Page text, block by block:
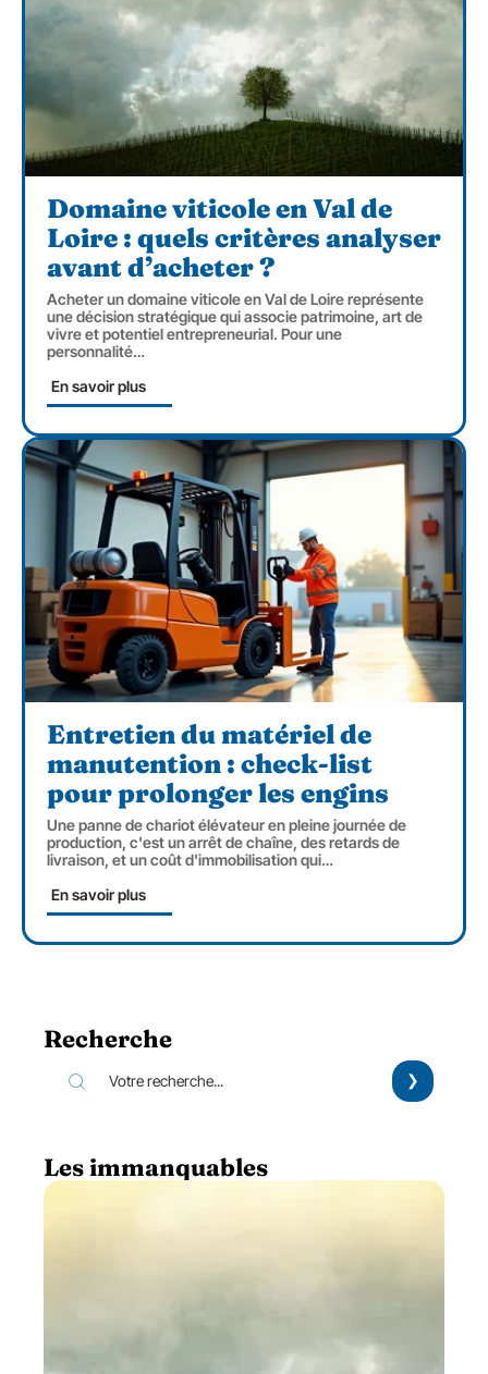
Domaine viticole en Val de
Loire : quels critères analyser
avant d’acheter ?
Acheter un domaine viticole en Val de Loire représente
une décision stratégique qui associe patrimoine, art de
vivre et potentiel entrepreneurial. Pour une
personnalité…
En savoir plus
Entretien du matériel de
manutention : check-list
pour prolonger les engins
Une panne de chariot élévateur en pleine journée de
production, c'est un arrêt de chaîne, des retards de
livraison, et un coût d'immobilisation qui…
En savoir plus
Recherche
Les immanquables